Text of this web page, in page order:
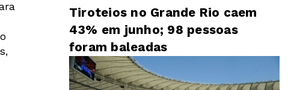
Tiroteios no Grande Rio caem
43% em junho; 98 pessoas
foram baleadas